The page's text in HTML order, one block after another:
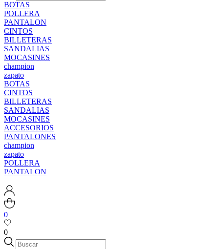
BOTAS
POLLERA
PANTALON
CINTOS
BILLETERAS
SANDALIAS
MOCASINES
champion
zapato
BOTAS
CINTOS
BILLETERAS
SANDALIAS
MOCASINES
ACCESORIOS
PANTALONES
champion
zapato
POLLERA
PANTALON
0
0